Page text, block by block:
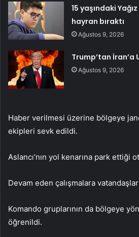
15 yaşındaki
hayran bıraktı
Ağustos 9, 2026
Trump’tan İran’a
Ağustos 9, 2026
Haber verilmesi üzerine bölgeye
ekipleri sevk edildi.
Aslancı’nın yol kenarına park ettiği
Devam eden çalışmalara
Komando gruplarının da bölgeye
öğrenildi.